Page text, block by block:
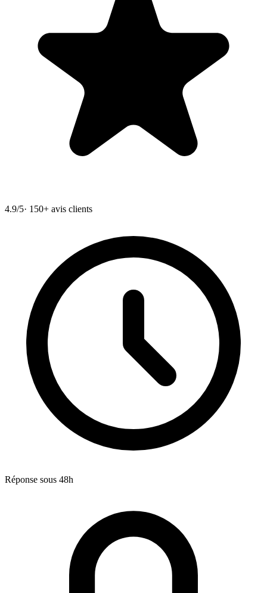
4.9/5· 150+ avis clients
Réponse sous 48h